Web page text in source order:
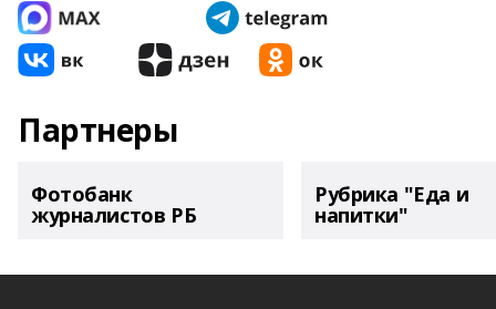
Партнеры
Фотобанк
журналистов РБ
Рубрика "Еда и
напитки"